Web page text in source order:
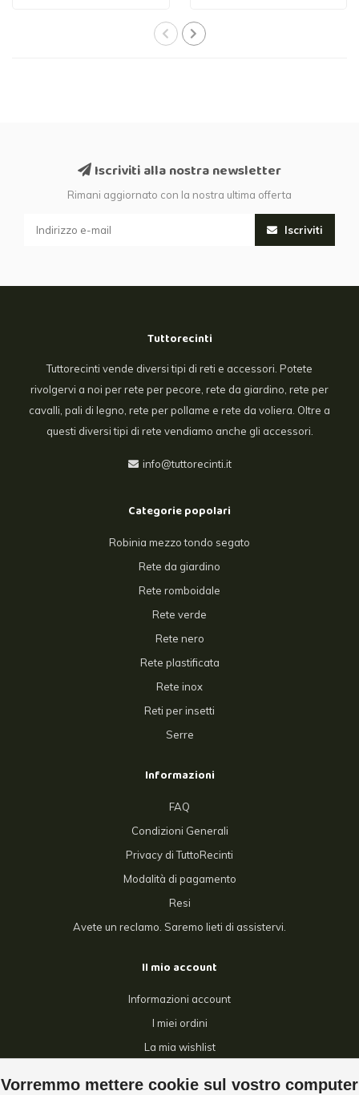
Vorremmo mettere cookie sul vostro computer
Iscriviti alla nostra newsletter
Rimani aggiornato con la nostra ultima offerta
Iscriviti
Tuttorecinti
Tuttorecinti vende diversi tipi di reti e accessori. Potete
rivolgervi a noi per rete per pecore, rete da giardino, rete per
cavalli, pali di legno, rete per pollame e rete da voliera. Oltre a
questi diversi tipi di rete vendiamo anche gli accessori.
info@tuttorecinti.it
Categorie popolari
Robinia mezzo tondo segato
Rete da giardino
Rete romboidale
Rete verde
Rete nero
Rete plastificata
Rete inox
Reti per insetti
Serre
Informazioni
FAQ
Condizioni Generali
Privacy di TuttoRecinti
Modalità di pagamento
Resi
Avete un reclamo. Saremo lieti di assistervi.
Il mio account
Informazioni account
I miei ordini
La mia wishlist